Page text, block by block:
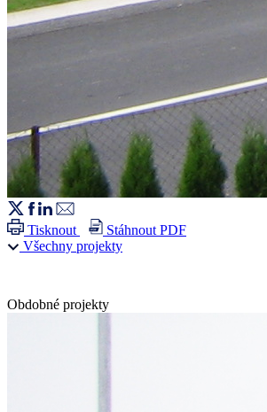
Tisknout
Stáhnout PDF
Všechny projekty
Obdobné projekty